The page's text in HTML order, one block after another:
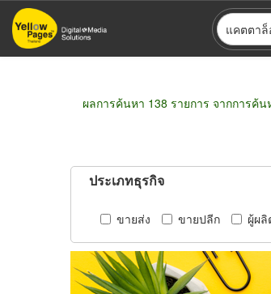
ข้าม
ไป
แคตตาล็
ผลการค้นหา 138 รายการ จากการค้น
ประเภทธุรกิจ
ขายส่ง ขายปลีก ผู้ผลิ
Pagination